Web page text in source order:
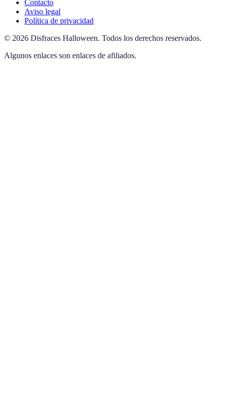
Contacto
Aviso legal
Política de privacidad
© 2026 Disfraces Halloween. Todos los derechos reservados.
Algunos enlaces son enlaces de afiliados.